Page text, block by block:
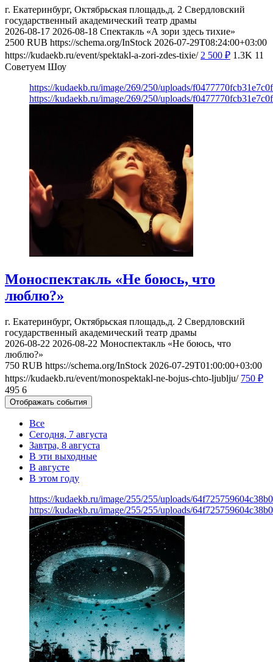
г. Екатеринбург, Октябрьская площадь,д. 2 Свердловский
государственный академический театр драмы
2026-08-17 2026-08-18 Спектакль «А зори здесь тихие»
2500 RUB https://schema.org/InStock 2026-07-29T08:24:00+03:00
https://kudaekb.ru/event/spektakl-a-zori-zdes-tixie/ 2 500 ₽ 1.3K 11
Советуем Шоу
https://kudaekb.ru/image/269/250/uploads/
https://kudaekb.ru/image/269/250/uploads/
Моноспектакль «Не боюсь, что
люблю?»
г. Екатеринбург, Октябрьская площадь,д. 2 Свердловский
государственный академический театр драмы
2026-08-22 2026-08-22 Моноспектакль «Не боюсь, что
люблю?»
750 RUB https://schema.org/InStock 2026-07-29T01:00:00+03:00
https://kudaekb.ru/event/monospektakl-ne-bojus-chto-ljublju/ 750 ₽
495 6
Отображать события
Все
Сегодня, 7 августа
Завтра, 8 августа
В эти выходные
В августе
В этом году
https://kudaekb.ru/image/255/255/uploads/
https://kudaekb.ru/image/255/255/uploads/